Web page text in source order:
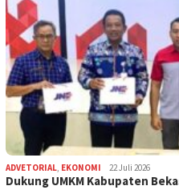
ADVETORIAL, EKONOMI 22 Juli 2026
Dukung UMKM Kabupaten